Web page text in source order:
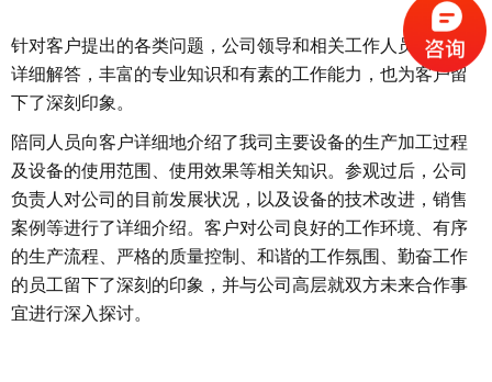
针对客户提出的各类问题，公司领导和相关工作人员均作出
详细解答，丰富的专业知识和有素的工作能力，也为客户留
下了深刻印象。
陪同人员向客户详细地介绍了我司主要设备的生产加工过程
及设备的使用范围、使用效果等相关知识。参观过后，公司
负责人对公司的目前发展状况，以及设备的技术改进，销售
案例等进行了详细介绍。客户对公司良好的工作环境、有序
的生产流程、严格的质量控制、和谐的工作氛围、勤奋工作
的员工留下了深刻的印象，并与公司高层就双方未来合作事
宜进行深入探讨。